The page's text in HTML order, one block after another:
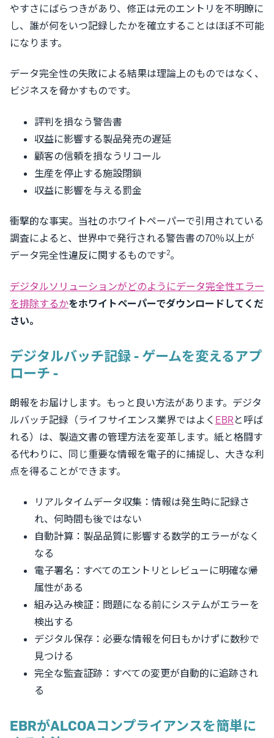
やすさにばらつきがあり、修正は元のエントリを不明瞭に
し、誰が何をいつ記録したかを確立することはほぼ不可能
になります。
データ完全性の失敗による結果は理論上のものではなく、
ビジネスを脅かすものです。
評判を損なう警告書
収益に影響する製品発売の遅延
顧客の信頼を損なうリコール
生産を停止する施設閉鎖
収益に影響を与える罰金
衝撃的な事実。当社のホワイトペーパーで引用されている
調査によると、世界中で発行される警告書の70％以上が
データ完全性違反に関するものです2。
デジタルソリューションがどのようにデータ完全性エラー
を排除するかをホワイトペーパーでダウンロードしてくだ
さい。
デジタルバッチ記録 - ゲームを変えるアプ
ローチ -
朗報をお届けします。もっと良い方法があります。デジタ
ルバッチ記録（ライフサイエンス業界ではよく EBR と呼ば
れる）は、製造文書の管理方法を変革します。紙と格闘す
る代わりに、同じ重要な情報を電子的に捕捉し、大きな利
点を得ることができます。
リアルタイムデータ収集：情報は発生時に記録さ
れ、何時間も後ではない
自動計算：製品品質に影響する数学的エラーがなく
なる
電子署名：すべてのエントリとレビューに明確な帰
属性がある
組み込み検証：問題になる前にシステムがエラーを
検出する
デジタル保存：必要な情報を何日もかけずに数秒で
見つける
完全な監査証跡：すべての変更が自動的に追跡され
る
EBRがALCOAコンプライアンスを簡単に